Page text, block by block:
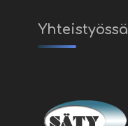
Yhteistyössä